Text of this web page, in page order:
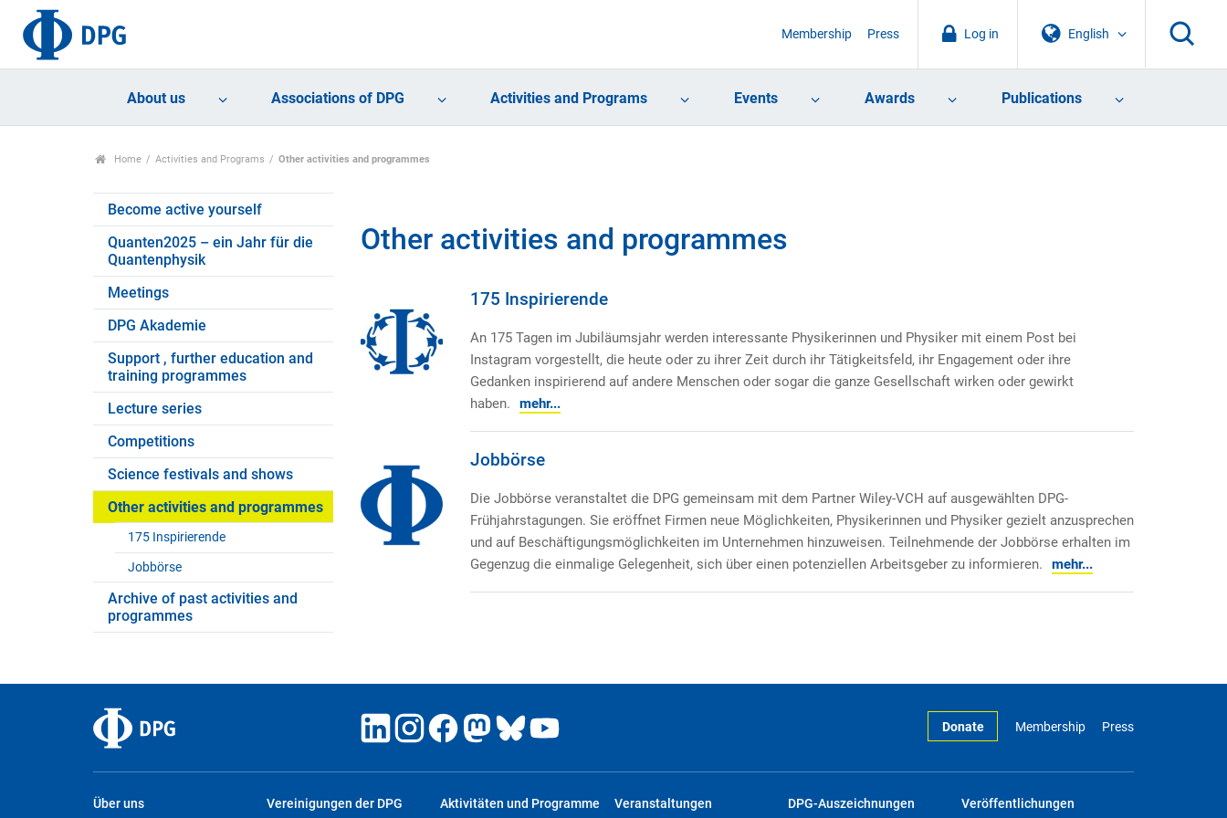
English
Log in
Membership Press
About us Associations of DPG Activities and Programs Events Awards Publications
Home Activities and Programs Other activities and programmes
Become active yourself
Quanten2025 – ein Jahr für die
Quantenphysik
Meetings
DPG Akademie
Support , further education and
training programmes
Lecture series
Competitions
Science festivals and shows
Other activities and programmes
175 Inspirierende
Jobbörse
Archive of past activities and
programmes
Other activities and programmes
175 Inspirierende
An 175 Tagen im Jubiläumsjahr werden interessante Physikerinnen und Physiker mit einem Post bei
Instagram vorgestellt, die heute oder zu ihrer Zeit durch ihr Tätigkeitsfeld, ihr Engagement oder ihre
Gedanken inspirierend auf andere Menschen oder sogar die ganze Gesellschaft wirken oder gewirkt
haben.
mehr...
Jobbörse
Die Jobbörse veranstaltet die DPG gemeinsam mit dem Partner Wiley-VCH auf ausgewählten DPG-
Frühjahrstagungen. Sie eröffnet Firmen neue Möglichkeiten, Physikerinnen und Physiker gezielt anzusprechen
und auf Beschäftigungsmöglichkeiten im Unternehmen hinzuweisen. Teilnehmende der Jobbörse erhalten im
Gegenzug die einmalige Gelegenheit, sich über einen potenziellen Arbeitsgeber zu informieren.
mehr...
Donate Membership Press
Über uns Vereinigungen der DPG Aktivitäten und Programme Veranstaltungen DPG-Auszeichnungen Veröffentlichungen